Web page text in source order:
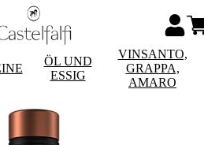
ÖL UND
ESSIG
VINSANTO,
GRAPPA,
AMARO